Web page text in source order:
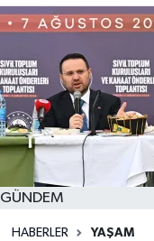
GÜNDEM
HABERLER YAŞAM